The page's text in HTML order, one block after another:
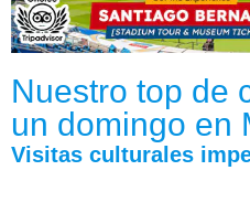
Nuestro top de
un domingo en
Visitas culturales